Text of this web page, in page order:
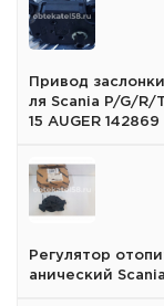
Привод
ля Scania P/G/R/
15 AUGER 142869
Регулятор
анический